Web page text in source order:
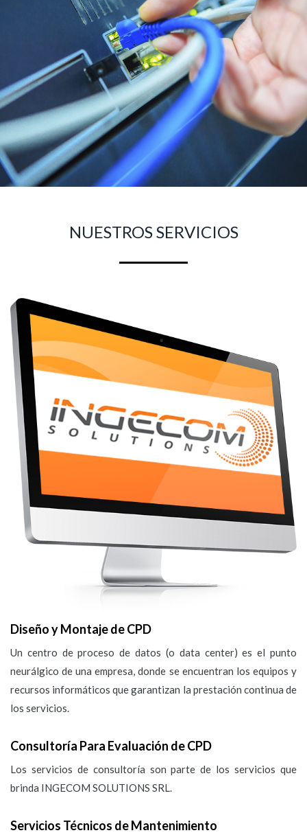
NUESTROS SERVICIOS
Diseño y Montaje de CPD
Un centro de proceso de datos (o data center) es el punto
neurálgico de una empresa, donde se encuentran los equipos y
recursos informáticos que garantizan la prestación continua de
los servicios.
Consultoría Para Evaluación de CPD
Los servicios de consultoría son parte de los servicios que
brinda INGECOM SOLUTIONS SRL.
Servicios Técnicos de Mantenimiento